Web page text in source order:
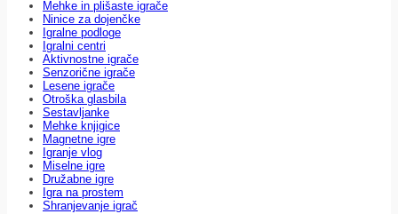
Mehke in plišaste igrače
Ninice za dojenčke
Igralne podloge
Igralni centri
Aktivnostne igrače
Senzorične igrače
Lesene igrače
Otroška glasbila
Sestavljanke
Mehke knjigice
Magnetne igre
Igranje vlog
Miselne igre
Družabne igre
Igra na prostem
Shranjevanje igrač